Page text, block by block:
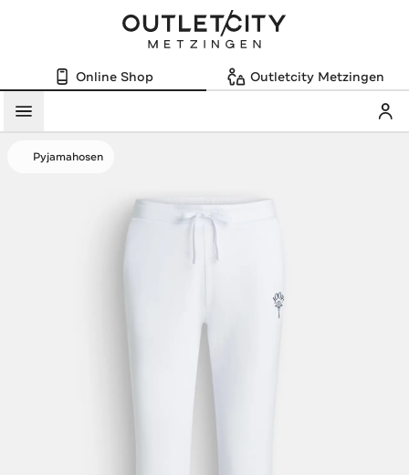
Online Shop Outletcity Metzingen
Menü
Pyjamahosen